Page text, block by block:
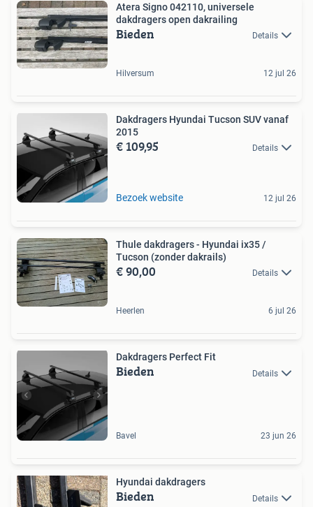
Atera Signo 042110, universele
dakdragers open dakrailing
Bieden Details
Hilversum 12 jul 26
Dakdragers Hyundai Tucson SUV vanaf
2015
€ 109,95 Details
Bezoek website 12 jul 26
Thule dakdragers - Hyundai ix35 /
Tucson (zonder dakrails)
€ 90,00 Details
Heerlen 6 jul 26
Dakdragers Perfect Fit
Bieden Details
Bavel 23 jun 26
Hyundai dakdragers
Bieden Details